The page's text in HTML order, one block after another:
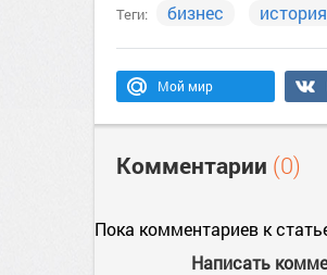
Теги: бизнес история
Мой мир
Комментарии (0)
Пока комментариев к
Написать